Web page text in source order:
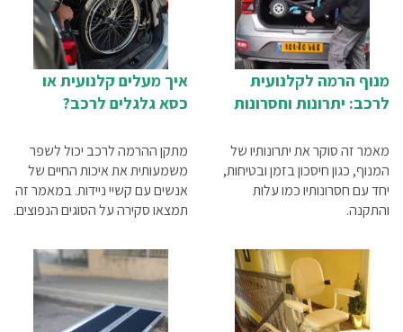
איך מעלים קלנועית או
כסא גלגלים לרכב?
מתקן ההרמה לרכב יכול לשפר
משמעותית את איכות החיים של
אנשים עם קשיי ניידות. במאמר זה
תמצאו סקירה על הסוגים הנפוצים.
מנוף הרמה לקלנועית
לרכב: יתרונות וחסרונות
מאמר זה סוקר את יתרונותיו של
המנוף, כגון חיסכון בזמן ובטיחות,
יחד עם חסרונותיו כמו עלות
והתקנה.